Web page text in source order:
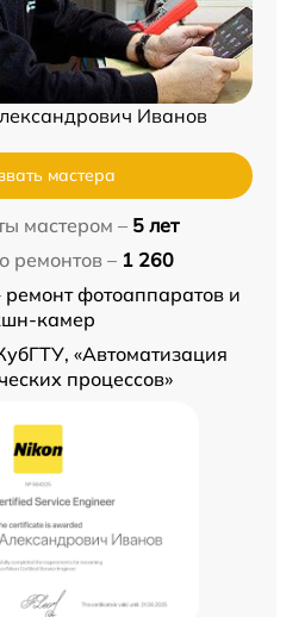
Иванов
мастера
мастером – 5 лет
ремонтов – 1 260
ремонт фотоаппаратов и
камер
«Автоматизация
процессов»